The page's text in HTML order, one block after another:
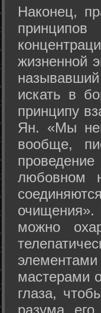
Наконец,
жизненной
искать в
принципу
Ян. «Мы
вообще,
любовном
очищения».
можно
мастерами
глаза,
разума,